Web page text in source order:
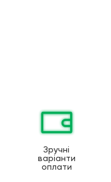
Зручні
варіанти
оплати